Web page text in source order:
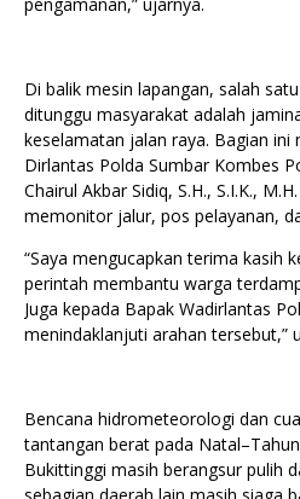
Di balik mesin lapangan, salah
ditunggu masyarakat adalah
keselamatan jalan raya. Bagian ini
Dirlantas Polda Sumbar Kombes
Chairul Akbar Sidiq, S.H., S.I.K.,
memonitor jalur, pos pelayanan,
“Saya mengucapkan terima kasih
perintah membantu warga
Juga kepada Bapak Wadirlantas
menindaklanjuti arahan tersebut,”
Bencana hidrometeorologi dan
tantangan berat pada
Bukittinggi masih berangsur pulih